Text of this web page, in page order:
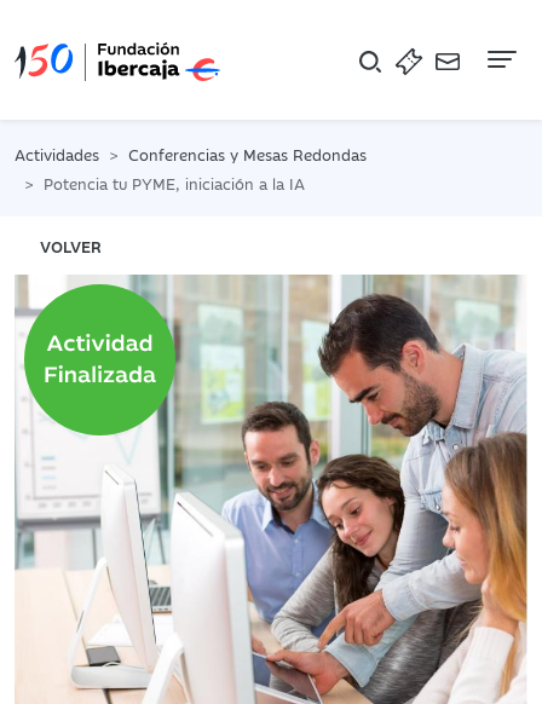
Actividades
Conferencias y Mesas Redondas
Potencia tu PYME, iniciación a la IA
VOLVER